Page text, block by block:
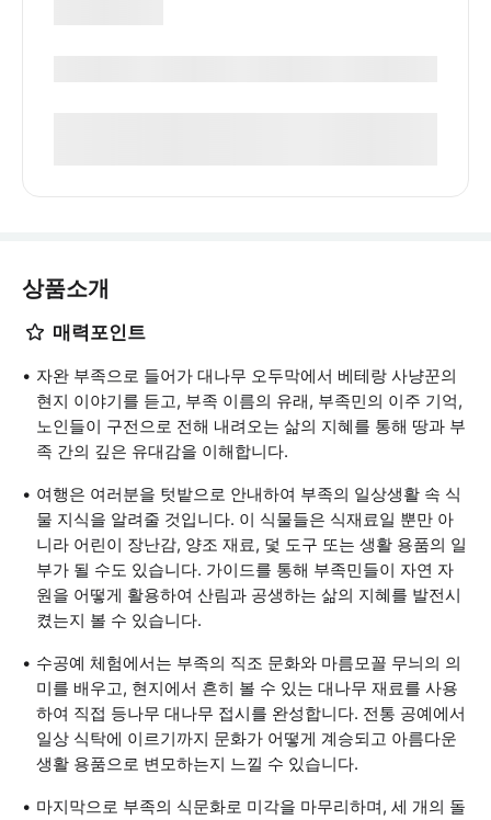
상품소개
매력포인트
자완 부족으로 들어가 대나무 오두막에서 베테랑 사냥꾼의
현지 이야기를 듣고, 부족 이름의 유래, 부족민의 이주 기억,
노인들이 구전으로 전해 내려오는 삶의 지혜를 통해 땅과 부
족 간의 깊은 유대감을 이해합니다.
여행은 여러분을 텃밭으로 안내하여 부족의 일상생활 속 식
물 지식을 알려줄 것입니다. 이 식물들은 식재료일 뿐만 아
니라 어린이 장난감, 양조 재료, 덫 도구 또는 생활 용품의 일
부가 될 수도 있습니다. 가이드를 통해 부족민들이 자연 자
원을 어떻게 활용하여 산림과 공생하는 삶의 지혜를 발전시
켰는지 볼 수 있습니다.
수공예 체험에서는 부족의 직조 문화와 마름모꼴 무늬의 의
미를 배우고, 현지에서 흔히 볼 수 있는 대나무 재료를 사용
하여 직접 등나무 대나무 접시를 완성합니다. 전통 공예에서
일상 식탁에 이르기까지 문화가 어떻게 계승되고 아름다운
생활 용품으로 변모하는지 느낄 수 있습니다.
마지막으로 부족의 식문화로 미각을 마무리하며, 세 개의 돌